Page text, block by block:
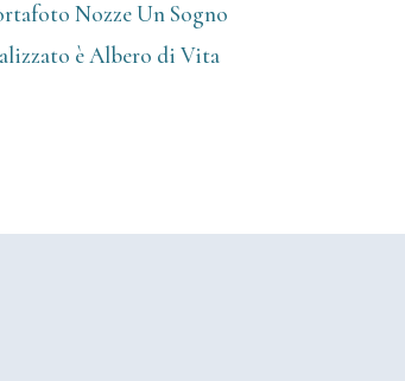
Nozze Un Sogno
è Albero di Vita